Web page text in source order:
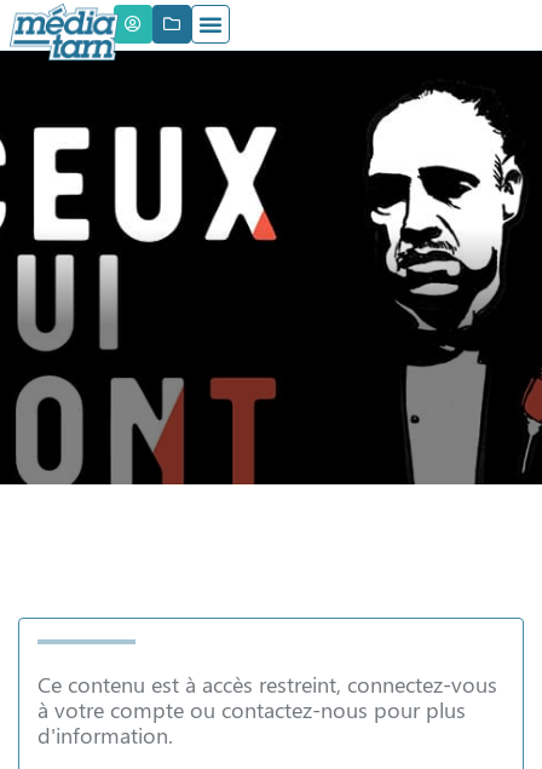
Ce contenu est à accès restreint, connectez-vous
à votre compte ou contactez-nous pour plus
d'information.